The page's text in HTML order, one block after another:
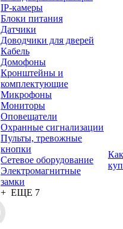
IP-камеры
Блоки питания
Датчики
Доводчики для дверей
Кабель
Домофоны
Кронштейны и
комплектующие
Микрофоны
Мониторы
Оповещатели
Охранные сигнализации
Пульты, тревожные
кнопки
Сетевое оборудование
Электромагнитные
замки
+ ЕЩЕ 7
Как